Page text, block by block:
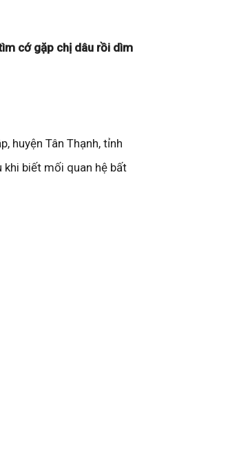
cớ gặp chị dâu rồi dìm
huyện Tân Thạnh, tỉnh
biết mối quan hệ bất